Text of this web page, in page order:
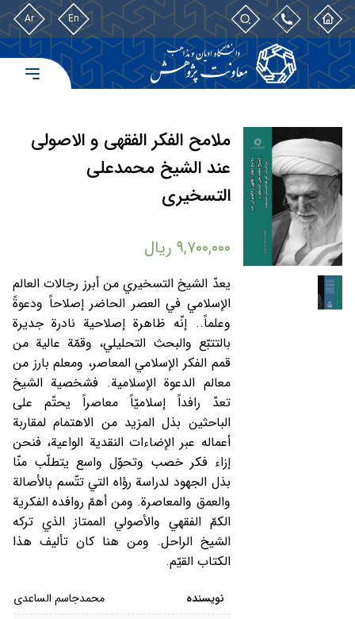
En
Ar
ملامح الفکر الفقهی و الاصولی
عند الشیخ محمدعلی
التسخیری
۹,۷۰۰,۰۰۰ ریال
يعدّ الشيخ التسخيري من أبرز رجالات العالم
الإسلامي في العصر الحاضر إصلاحاً ودعوةً
وعلماً.. إنّه ظاهرة إصلاحية نادرة جديرة
بالتتبّع والبحث التحليلي، وقمّة عالية من
قمم الفكر الإسلامي المعاصر، ومعلم بارز من
معالم الدعوة الإسلامية. فشخصية الشيخ
تعدّ رافداً إسلاميّاً معاصراً يحتّم على
الباحثين بذل المزيد من الاهتمام لمقاربة
أعماله عبر الإضاءات النقدية الواعية، فنحن
إزاء فكر خصب وتحوّل واسع يتطلّب منّا
بذل الجهود لدراسة رؤاه التي تتّسم بالأصالة
والعمق والمعاصرة. ومن أهمّ روافده الفكرية
الكمّ الفقهي والأصولي الممتاز الذي تركه
الشيخ الراحل. ومن هنا كان تأليف هذا
الكتاب القيّم.
نویسنده
محمدجاسم الساعدی